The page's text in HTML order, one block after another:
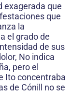
exagerada que
que
la
el grado de
de sus
No indica
pero el
Ito concentraba
de Cónill no se